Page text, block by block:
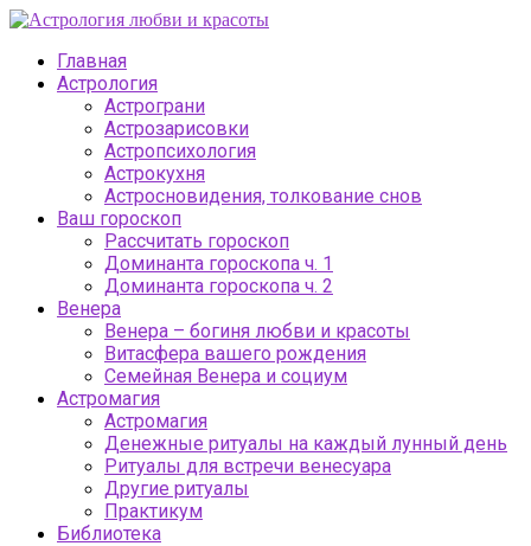
Главная
Астрология
Астрограни
Астрозарисовки
Астропсихология
Астрокухня
Астросновидения, толкование снов
Ваш гороскоп
Рассчитать гороскоп
Доминанта гороскопа ч. 1
Доминанта гороскопа ч. 2
Венера
Венера – богиня любви и красоты
Витасфера вашего рождения
Семейная Венера и социум
Астромагия
Астромагия
Денежные ритуалы на каждый лунный день
Ритуалы для встречи венесуара
Другие ритуалы
Практикум
Библиотека